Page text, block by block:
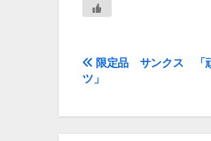
投
稿
ナ
限定品 サンクス 「
ツ」